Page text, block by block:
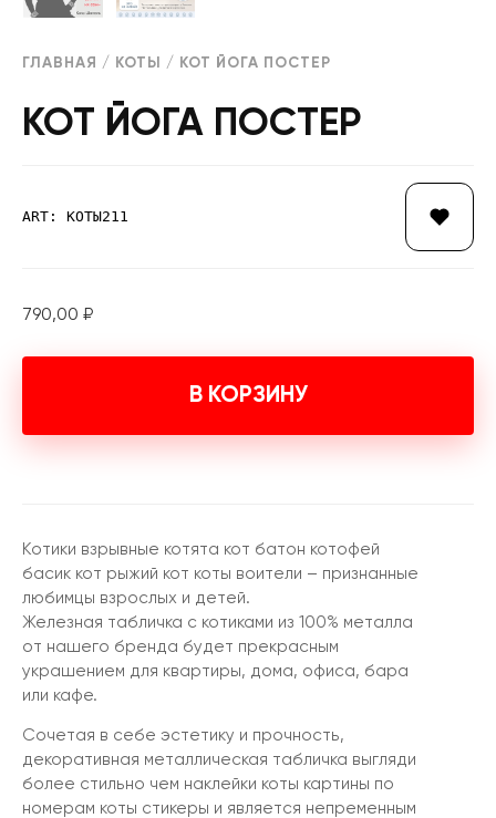
ГЛАВНАЯ / КОТЫ / КОТ ЙОГА ПОСТЕР
КОТ ЙОГА ПОСТЕР
ART: КОТЫ211
790,00 ₽
В КОРЗИНУ
Котики взрывные котята кот батон котофей
басик кот рыжий кот коты воители – признанные
любимцы взрослых и детей.
Железная табличка с котиками из 100% металла
от нашего бренда будет прекрасным
украшением для квартиры, дома, офиса, бара
или кафе.
Сочетая в себе эстетику и прочность,
декоративная металлическая табличка выгляди
более стильно чем наклейки коты картины по
номерам коты стикеры и является непременным